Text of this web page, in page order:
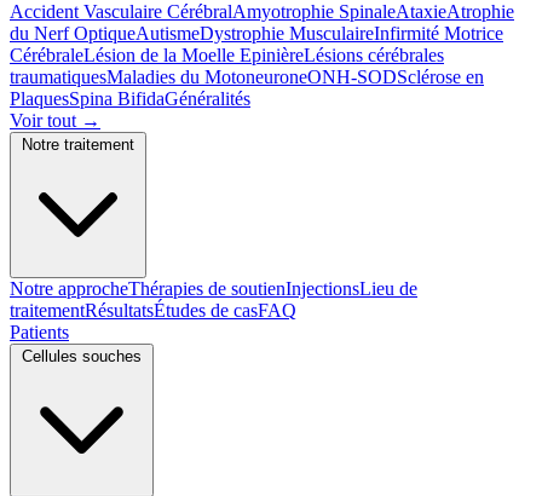
Accident Vasculaire CérébralAmyotrophie SpinaleAtaxieAtrophie
du Nerf OptiqueAutismeDystrophie MusculaireInfirmité Motrice
CérébraleLésion de la Moelle EpinièreLésions cérébrales
traumatiquesMaladies du MotoneuroneONH-SODSclérose en
PlaquesSpina BifidaGénéralités
Voir tout →
Notre approcheThérapies de soutienInjectionsLieu de
traitementRésultatsÉtudes de casFAQ
Patients